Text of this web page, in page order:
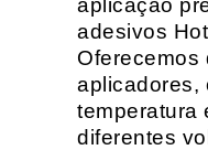
aplicação
adesivos
Oferecemos
aplicadores,
temperatura
diferentes